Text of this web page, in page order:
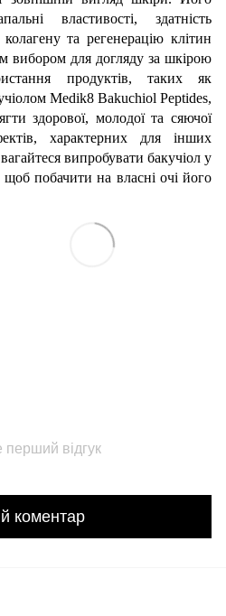
властивості, здатність
та регенерацію клітин
вибором для догляду за шкірою
продуктів, таких як
Medik8 Bakuchiol Peptides,
здорової, молодої та сяючої
характерних для інших
випробувати бакучіол у
побачити на власні очі його
перший відгук
коментар